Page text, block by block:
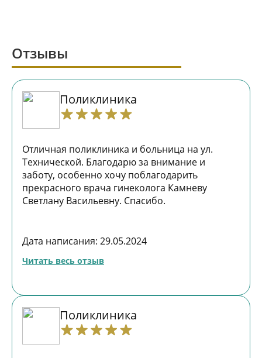
Отзывы
Поликлиника
Отличная поликлиника и больница на ул.
Технической. Благодарю за внимание и
заботу, особенно хочу поблагодарить
прекрасного врача гинеколога Камневу
Светлану Васильевну. Спасибо.
Дата написания: 29.05.2024
Читать весь отзыв
Поликлиника